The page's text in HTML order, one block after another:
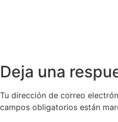
Deja una
Tu dirección de correo
campos obligatorios están